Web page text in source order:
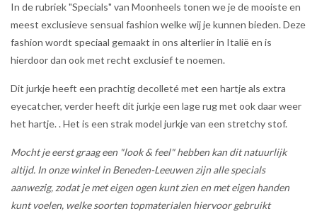
In de rubriek "Specials" van Moonheels tonen we je de mooiste en
meest exclusieve sensual fashion welke wij je kunnen bieden. Deze
fashion wordt speciaal gemaakt in ons alterlier in Italië en is
hierdoor dan ook met recht exclusief te noemen.
Dit jurkje heeft een prachtig decolleté met een hartje als extra
eyecatcher, verder heeft dit jurkje een lage rug met ook daar weer
het hartje. . Het is een strak model jurkje van een stretchy stof.
Mocht je eerst graag een "look & feel" hebben kan dit natuurlijk
altijd. In onze winkel in Beneden-Leeuwen zijn alle specials
aanwezig, zodat je met eigen ogen kunt zien en met eigen handen
kunt voelen, welke soorten topmaterialen hiervoor gebruikt